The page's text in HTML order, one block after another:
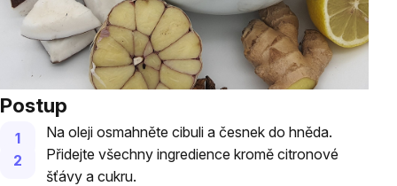
Postup
Na oleji osmahněte cibuli a česnek do hněda.
Přidejte všechny ingredience kromě citronové
šťávy a cukru.